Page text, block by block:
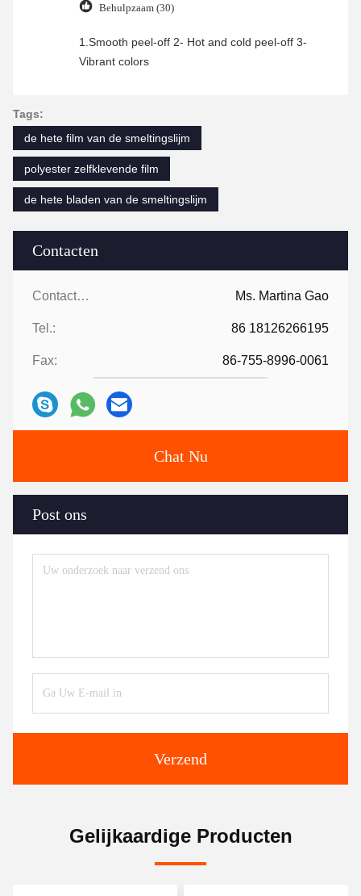
Contacten
Contacten: Ms. Martina Gao
Tel.: 86 18126266195
Fax: 86-755-8996-0061
Chat Nu
Post ons
Verzend
Behulpzaam (30)
1.Smooth peel-off 2- Hot and cold peel-off 3-
Vibrant colors
Tags:
de hete film van de smeltingslijm
polyester zelfklevende film
de hete bladen van de smeltingslijm
Gelijkaardige Producten